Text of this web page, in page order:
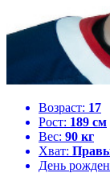
Возраст: 17
Рост: 189 см
Вес: 90 кг
Хват:
День